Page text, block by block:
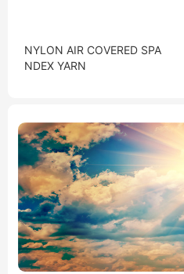
NYLON AIR COVERED SPA
NDEX YARN